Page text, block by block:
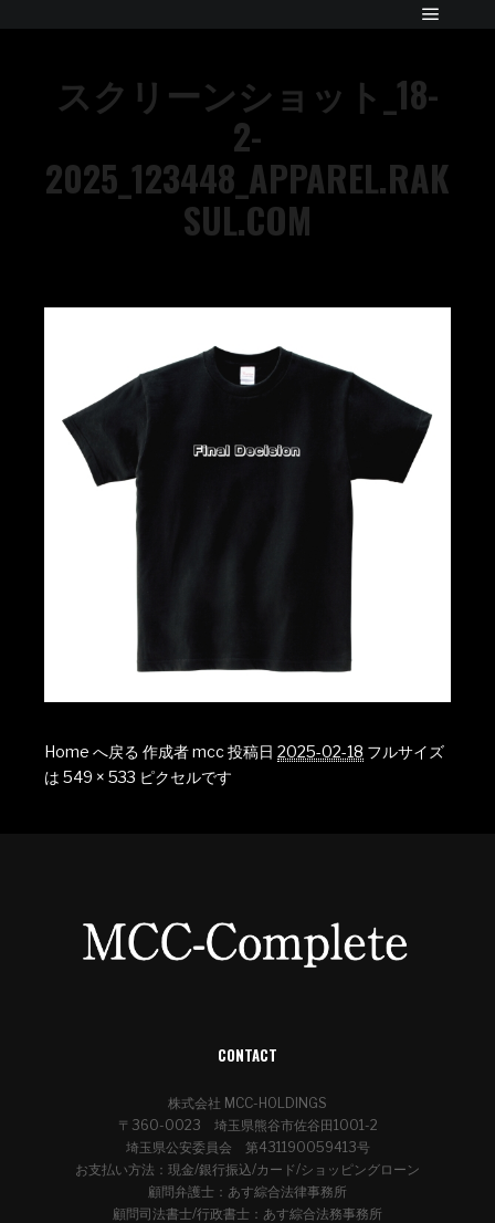
スクリーンショット_18-
2-
2025_123448_APPAREL.RAK
SUL.COM
Home へ戻る 作成者mcc投稿日 2025-02-18 フルサイズ
は 549 × 533 ピクセルです
CONTACT
株式会社 MCC-HOLDINGS
〒360-0023 埼玉県熊谷市佐谷田1001-2
埼玉県公安委員会 第431190059413号
お支払い方法：現金/銀行振込/カード/ショッピングローン
顧問弁護士：あす綜合法律事務所
顧問司法書士/行政書士：あす綜合法務事務所